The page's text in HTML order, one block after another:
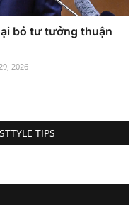
bỏ tư tưởng thuận
2026
TIPS